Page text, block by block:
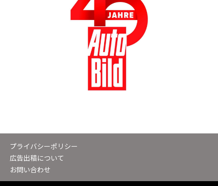
プライバシーポリシー
広告出稿について
お問い合わせ